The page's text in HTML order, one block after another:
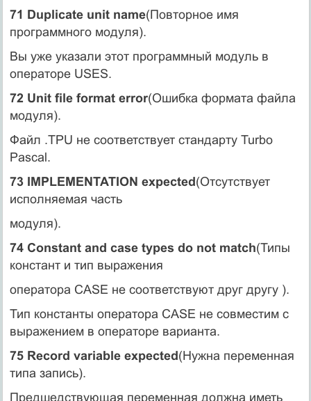
71 Duplicate unit name(Повторное имя
программного модуля).
Вы уже указали этот программный модуль в
операторе USES.
72 Unit file format error(Ошибка формата файла
модуля).
Файл .ТРU не соответствует стандарту Turbo
Pascal.
73 IMPLEMENTATION expected(Отсутствует
исполняемая часть
модуля).
74 Constant and case types do not match(Типы
констант и тип выражения
оператора CASE не соответствуют друг другу ).
Тип константы оператора CASE не совместим с
выражением в операторе варианта.
75 Record variable expected(Нужна переменная
типа запись).
Предшедствующая переменная должна иметь